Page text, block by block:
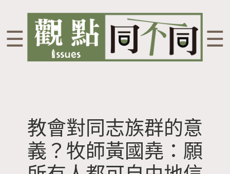
☰ ☰
教會對同志族群的意
義？牧師黃國堯：願